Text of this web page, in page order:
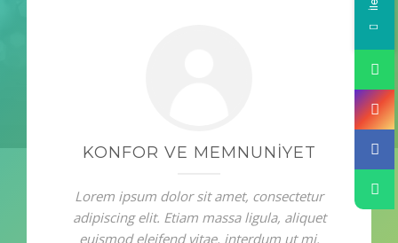
KONFOR VE MEMNUNIYET
Lorem ipsum dolor sit amet, consectetur
adipiscing elit. Etiam massa ligula, aliquet
euismod eleifend vitae, interdum ut mi.